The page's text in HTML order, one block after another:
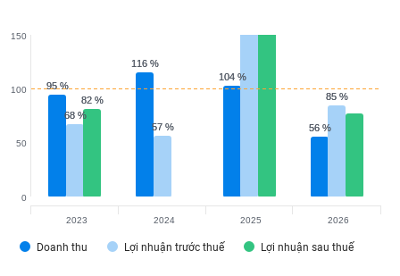
95 %
95 %
116 %
116 %
104 %
104 %
56 %
56 %
68 %
68 %
57 %
57 %
85 %
85 %
82 %
82 %
Doanh thu Lợi nhuận trước thuế Lợi nhuận sau thuế
0
50
100
150
2023 2024 2025 2026